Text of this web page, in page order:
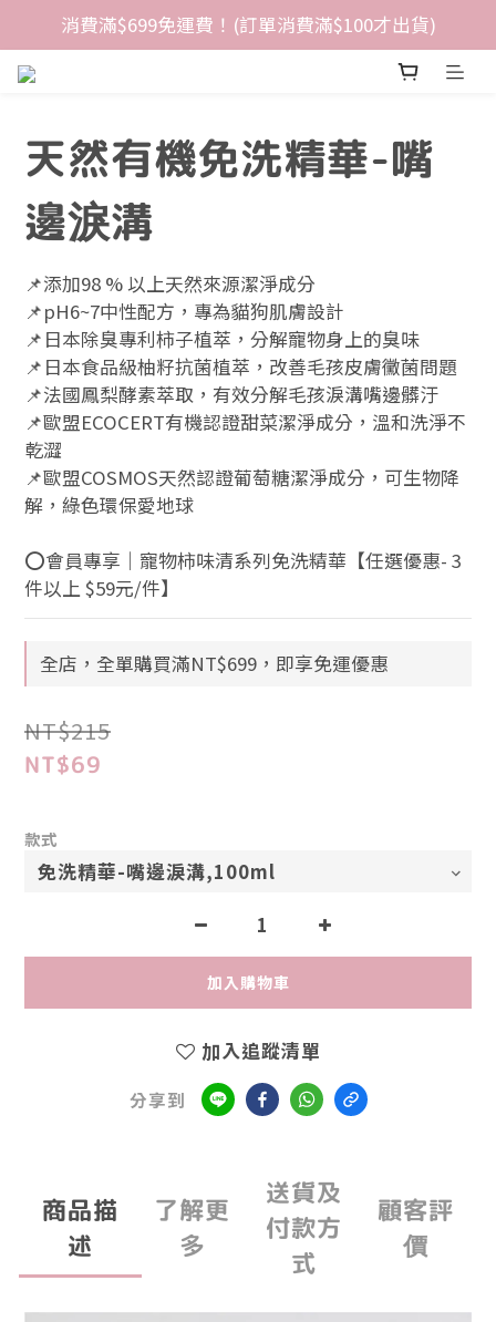
消費滿$699免運費！(訂單消費滿$100才出貨)
天然有機免洗精華-嘴
邊淚溝
📌添加98 % 以上天然來源潔淨成分
📌pH6~7中性配方，專為貓狗肌膚設計
📌日本除臭專利柿子植萃，分解寵物身上的臭味
📌日本食品級柚籽抗菌植萃，改善毛孩皮膚黴菌問題
📌法國鳳梨酵素萃取，有效分解毛孩淚溝嘴邊髒汙
📌歐盟ECOCERT有機認證甜菜潔淨成分，溫和洗淨不
乾澀
📌歐盟COSMOS天然認證葡萄糖潔淨成分，可生物降
解，綠色環保愛地球
⭕會員專享｜寵物柿味清系列免洗精華【任選優惠- 3
件以上 $59元/件】
全店，全單購買滿NT$699，即享免運優惠
NT$215
NT$69
款式
加入購物車
加入追蹤清單
分享到
商品描
述
了解更
多
送貨及
付款方
式
顧客評
價